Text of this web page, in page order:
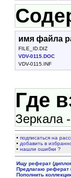
имя файла
FILE_ID.DIZ
VDV-0115.DOC
VDV-0115.INF
Где
Зеркала
•подписаться на
• добавить в
•нашли ошибки ?
Ищу реферат
Предлагаю реферат
Пополнить